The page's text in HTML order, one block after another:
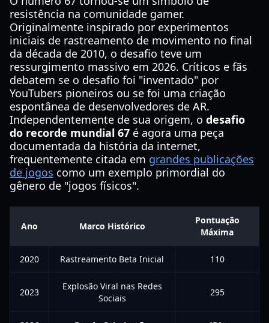
resistência na comunidade gamer.
Originalmente inspirado por experimentos
iniciais de rastreamento de movimento no final
da década de 2010, o desafio teve um
ressurgimento massivo em 2026. Críticos e fãs
debatem se o desafio foi "inventado" por
YouTubers pioneiros ou se foi uma criação
espontânea de desenvolvedores de AR.
Independentemente de sua origem, o desafio
do recorde mundial 67 é agora uma peça
documentada da história da internet,
frequentemente citada em grandes publicações
de jogos como um exemplo primordial do
gênero de "jogos físicos".
Ano Marco Histórico
Pontuação
Máxima
2020 Rastreamento Beta Inicial 110
2023
Explosão Viral nas Redes
Sociais
295